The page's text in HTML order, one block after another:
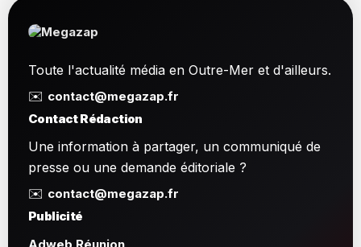
Toute l'actualité média en Outre-Mer et d'ailleurs.
✉️ contact@megazap.fr
Contact Rédaction
Une information à partager, un communiqué de
presse ou une demande éditoriale ?
✉️ contact@megazap.fr
Publicité